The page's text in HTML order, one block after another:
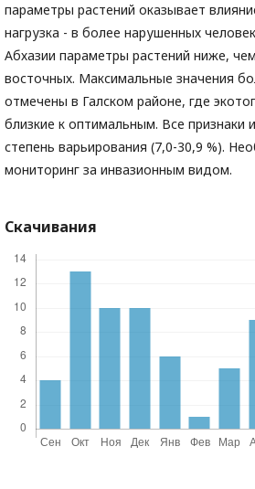
параметры растений оказывает
нагрузка - в более нарушенных
Абхазии параметры растений ниже,
восточных. Максимальные значения
отмечены в Галском районе, где
близкие к оптимальным. Все
степень варьирования (7,0-30,9 %).
мониторинг за инвазионным видом.
Скачивания